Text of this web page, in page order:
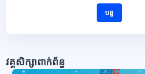
បន្ត
វគ្គសិក្សាពាក់ព័ន្ធ